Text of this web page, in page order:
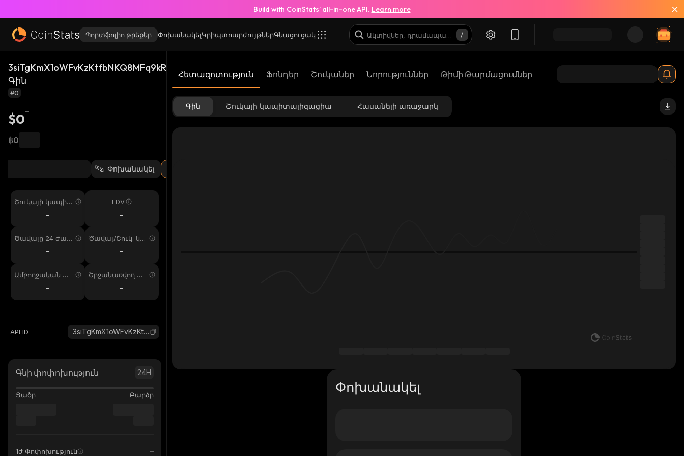
Build with CoinStats’ all-in-one API. Learn more
Պորտֆոլիո թրեքեր ՓոխանակելԿրիպտոարժույթներԳնացուցակ
3siTgKmX1oWFvKzKtfbNKQ8MFq9kRnA8wQodhbwYpump_solana
Գին
3siTgKmX1oWFvKzKtfbNKQ8MFq9kRnA8wQodhbwYpump_solana
#0
$0
฿0
Փոխանակել
Շուկայի կապիտ
-
FDV
-
Ծավալը 24 ժամ
-
Ծավալ/Շուկ. կա
-
Ամբողջական առ
-
Շրջանառվող առ
-
API ID 3siTgKmX1oWFvKzKtfbNKQ8MFq9kRnA8wQodhbwYpump_solana
Գնի փոփոխություն 24H
Ցածր Բարձր
1ժ Փոփոխություն
Հետազոտություն Ֆոնդեր Շուկաներ Նորություններ Թիմի Թարմացումներ
Գին Շուկայի կապիտալիզացիա Հասանելի առաջարկ
Փոխանակել